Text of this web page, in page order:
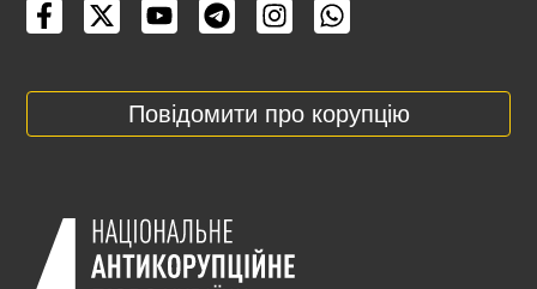
Повідомити про корупцію